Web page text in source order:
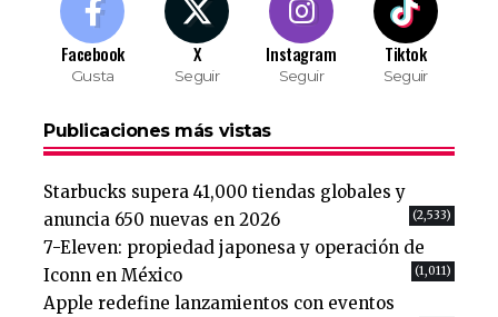
Facebook
Gusta
X
Seguir
Instagram
Seguir
Tiktok
Seguir
Publicaciones más vistas
Starbucks supera 41,000 tiendas globales y
anuncia 650 nuevas en 2026
(2,533)
7-Eleven: propiedad japonesa y operación de
Iconn en México
(1,011)
Apple redefine lanzamientos con eventos